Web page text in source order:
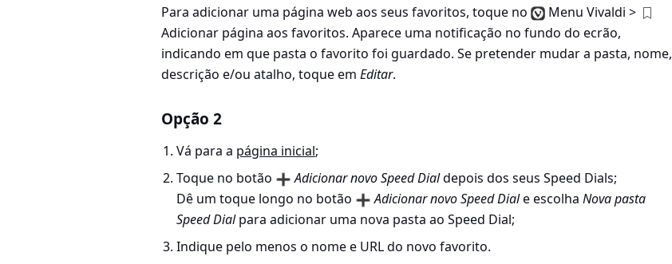
Para adicionar uma página web aos seus favoritos, toque no
Menu Vivaldi >
Adicionar página aos favoritos. Aparece uma notificação no fundo do ecrão,
indicando em que pasta o favorito foi guardado. Se pretender mudar a pasta, nome,
descrição e/ou atalho, toque em Editar.
Opção 2
Vá para a página inicial;
Toque no botão
Adicionar novo Speed Dialdepois dos seus Speed Dials;
Dê um toque longo no botão
Adicionar novo Speed Diale escolhaNova pasta
Speed Dialpara adicionar uma nova pasta ao Speed Dial;
Indique pelo menos o nome e URL do novo favorito.